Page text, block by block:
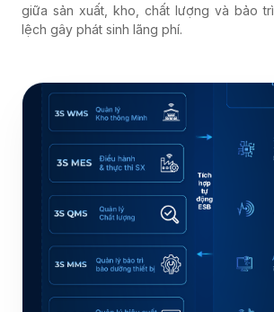
giữa sản xuất, kho, chất lượng và bảo
lệch gây phát sinh lãng phí.